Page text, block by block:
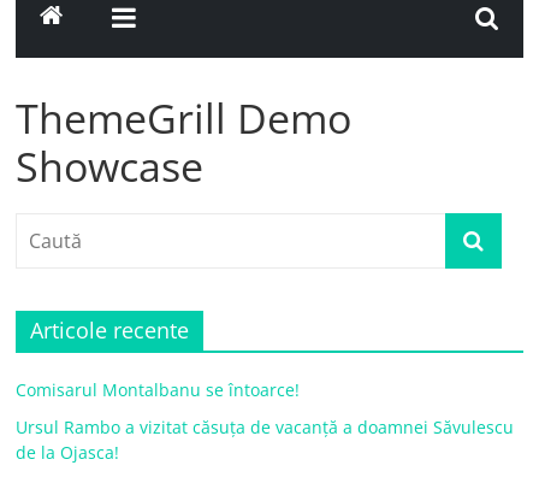
ThemeGrill Demo
Showcase
Articole recente
Comisarul Montalbanu se întoarce!
Ursul Rambo a vizitat căsuța de vacanță a doamnei Săvulescu
de la Ojasca!